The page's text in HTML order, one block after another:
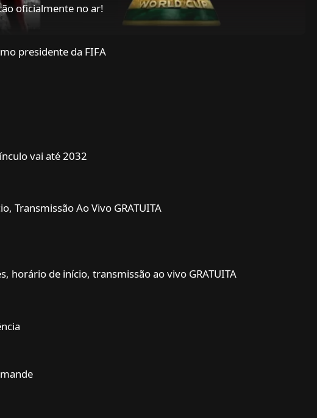
oficialmente no ar!
presidente da FIFA
vai até 2032
Transmissão Ao Vivo GRATUITA
horário de início, transmissão ao vivo GRATUITA